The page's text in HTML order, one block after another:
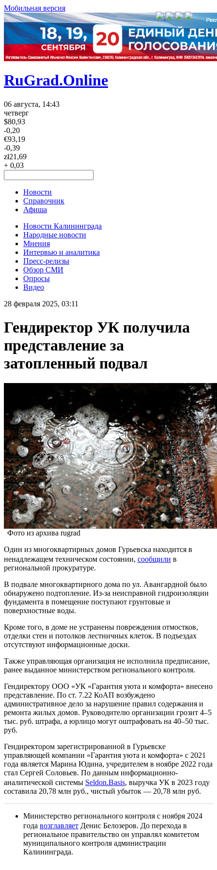
Мобильная версия
RuGrad.Online
06 августа, 14:43
четверг
$80,93
-0,20
€93,19
-0,39
zł21,69
+ 0,03
Новости
Справочник
Афиша
Новости Калининграда
Народные новости
Мнения
Интервью и аналитика
Пресс-релизы
Обзор СМИ
Опросы
Видео
28 февраля 2025, 03:11
Гендиректор УК получила
представление за
затопленный подвал
Фото из архива rugrad
Один из многоквартирных домов Гурьевска находится в
ненадлежащем техническом состоянии, сообщили в
региональной прокуратуре.
В подвале многоквартирного дома по ул. Авангардной было
обнаружено подтопление. Из-за неисправной гидроизоляции
фундамента в помещение поступают грунтовые и
поверхностные воды.
Кроме того, в доме не устранены повреждения отмостков,
отделки стен и потолков лестничных клеток. В подъездах
отсутствуют информационные доски.
Также управляющая организация не исполнила предписание,
ранее выданное министерством регионального контроля.
Гендиректору ООО «УК «Гарантия уюта и комфорта» внесено
представление. По ст. 7.22 КоАП возбуждено
административное дело за нарушение правил содержания и
ремонта жилых домов. Руководителю организации грозит 4–5
тыс. руб. штрафа, а юрлицо могут оштрафовать на 40–50 тыс.
руб.
Гендиректором зарегистрированной в Гурьевске
управляющей компании «Гарантия уюта и комфорта» с 2021
года является Марина Юдина, учредителем в ноябре 2022 года
стал Сергей Соловьев. По данным информационно-
аналитической системы Seldon.Basis, выручка УК в 2023 году
составила 20,78 млн руб., чистый убыток — 20,78 млн руб.
Министерство регионального контроля с ноября 2024
года возглавляет Денис Белозеров. До перехода в
региональное правительство он управлял комитетом
муниципального контроля администрации
Калининграда.